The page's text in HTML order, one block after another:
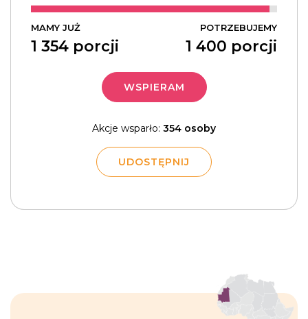
MAMY JUŻ
1 354 porcji
POTRZEBUJEMY
1 400 porcji
WSPIERAM
Akcje wsparło: 354 osoby
UDOSTĘPNIJ